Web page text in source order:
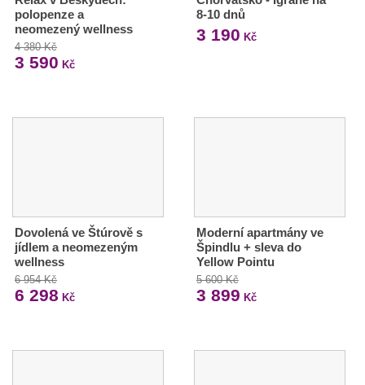
polopenze a
neomezený wellness
4 380 Kč
3 590 Kč
8-10 dnů
3 190 Kč
Dovolená ve Štúrově s
jídlem a neomezeným
wellness
6 954 Kč
6 298 Kč
Moderní apartmány ve
Špindlu + sleva do
Yellow Pointu
5 600 Kč
3 899 Kč